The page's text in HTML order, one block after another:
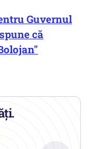
Guvernul
că